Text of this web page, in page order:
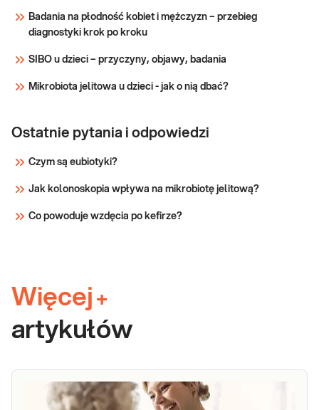
Sprawdź
Badania na płodność kobiet i mężczyzn – przebieg
diagnostyki krok po kroku
SIBO u dzieci – przyczyny, objawy, badania
Mikrobiota jelitowa u dzieci - jak o nią dbać?
Ostatnie pytania i odpowiedzi
Czym są eubiotyki?
Jak kolonoskopia wpływa na mikrobiotę jelitową?
Co powoduje wzdęcia po kefirze?
Więcej +
artykułów